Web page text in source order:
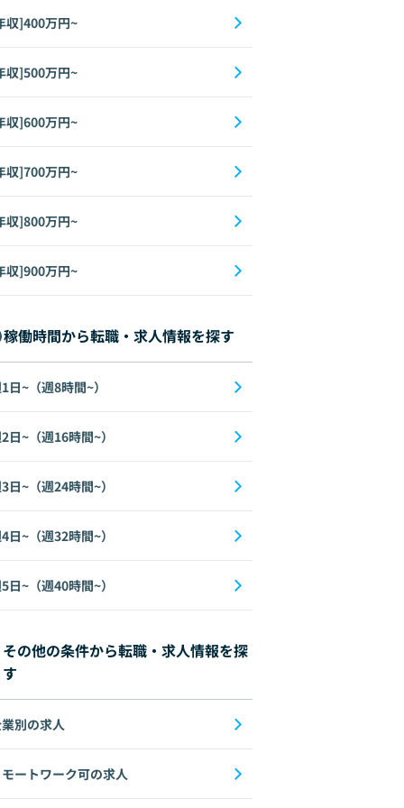
収]400万円~
収]500万円~
収]600万円~
収]700万円~
収]800万円~
収]900万円~
稼働時間から転職・求人情報を探す
日~（週8時間~）
日~（週16時間~）
日~（週24時間~）
日~（週32時間~）
日~（週40時間~）
その他の条件から転職・求人情報を探
す
別の求人
モートワーク可の求人